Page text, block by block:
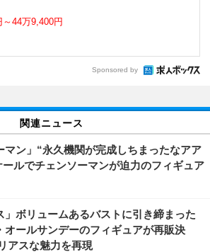
～44万9,400円
Sponsored by
関連ニュース
マン」“永久機関が完成しちまったなアア
ールでチェンソーマンが迫力のフィギュア
」ボリュームあるバストに引き締まった
ールサンデーのフィギュアが再販決
アスな魅力を再現